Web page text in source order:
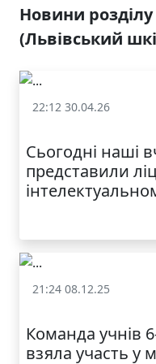
Новини
(Львівський
22:12 30.04.26
Сьогодні наші
представили
21:24 08.12.25
Команда учнів
взяла участь у